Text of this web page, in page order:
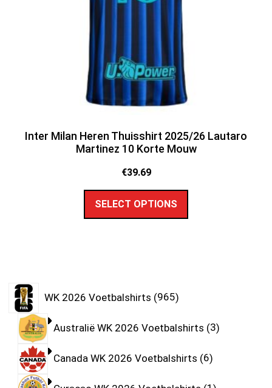
Inter Milan Heren Thuisshirt 2025/26 Lautaro
Martinez 10 Korte Mouw
€39.69
SELECT OPTIONS
WK 2026 Voetbalshirts 965
Australië WK 2026 Voetbalshirts 3
Canada WK 2026 Voetbalshirts 6